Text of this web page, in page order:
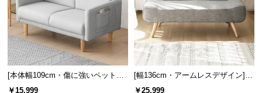
張地は通気性に優れ、心地よい肌触りのファブリッ
クを採用。一年を通して快適に使うことができま
す。
[本体幅109cm・傷に強いペット対
応生地] 2人掛け コンパクトソファ
￥15,999
[幅136cm・アームレスデザイン]
北欧風 2人掛けソファ
￥25,999